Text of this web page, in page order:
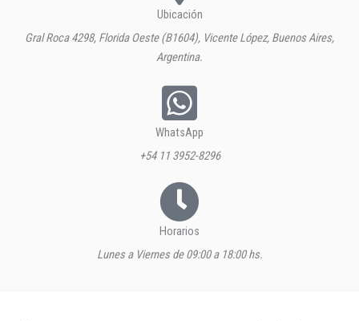
Ubicación
Gral Roca 4298, Florida Oeste (B1604), Vicente López, Buenos Aires,
Argentina.
WhatsApp
+54 11 3952-8296
Horarios
Lunes a Viernes de 09:00 a 18:00 hs.